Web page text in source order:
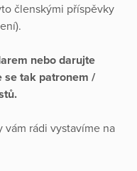
členskými příspěvky
nebo darujte
se tak patronem /
vám rádi vystavíme na